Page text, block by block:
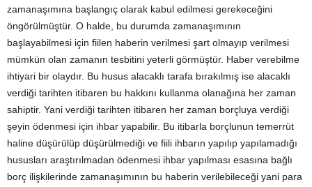
zamanaşımına başlangıç olarak kabul edilmesi gerekeceğini
öngörülmüştür. O halde, bu durumda zamanaşımının
başlayabilmesi için fiilen haberin verilmesi şart olmayıp verilmesi
mümkün olan zamanın tesbitini yeterli görmüştür. Haber verebilme
ihtiyari bir olaydır. Bu husus alacaklı tarafa bırakılmış ise alacaklı
verdiği tarihten itibaren bu hakkını kullanma olanağına her zaman
sahiptir. Yani verdiği tarihten itibaren her zaman borçluya verdiği
şeyin ödenmesi için ihbar yapabilir. Bu itibarla borçlunun temerrüt
haline düşürülüp düşürülmediği ve fiili ihbarın yapılıp yapılamadığı
hususları araştırılmadan ödenmesi ihbar yapılması esasına bağlı
borç ilişkilerinde zamanaşımının bu haberin verilebileceği yani para